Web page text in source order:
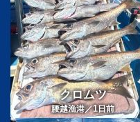
クロムツ
腰越漁港／1日前